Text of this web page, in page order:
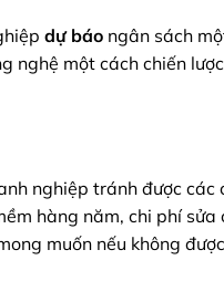
dự báo ngân sách
nghệ một cách chiến
nghiệp tránh được các
hàng năm, chi phí
muốn nếu không